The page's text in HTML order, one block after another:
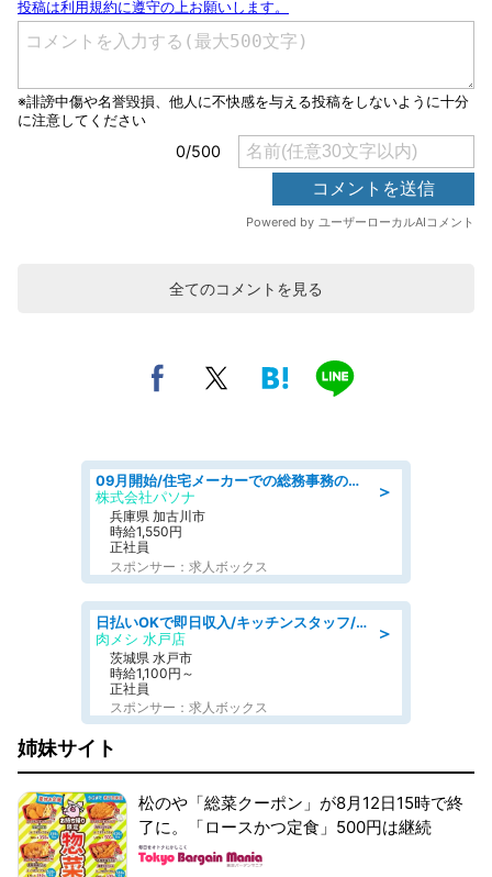
全てのコメントを見る
＞
09月開始/住宅メーカーでの総務事務のお仕事/駅近/車通勤可/一般事務/人事労務
株式会社パソナ
兵庫県 加古川市
時給1,550円
正社員
スポンサー：求人ボックス
＞
日払いOKで即日収入/キッチンスタッフ/デリバリー業務など、自己成長可能な幅広い仕事に挑戦!髪型自由&ピアス・ネイルOK/茨城県/水戸市
肉メシ 水戸店
茨城県 水戸市
時給1,100円～
正社員
スポンサー：求人ボックス
姉妹サイト
松のや「総菜クーポン」が8月12日15時で終
了に。「ロースかつ定食」500円は継続